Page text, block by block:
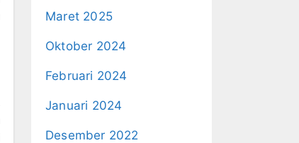
Maret 2025
Oktober 2024
Februari 2024
Januari 2024
Desember 2022